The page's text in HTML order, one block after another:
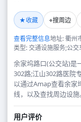
★收藏 ⌖搜周边
查看完整信息地址: 衢州
类型: 交通设施服务;公
余家坞路口(公交站)是
302路;江山302路医院
以通过Amap查看余家
线，以及查找周边设施
用户评价